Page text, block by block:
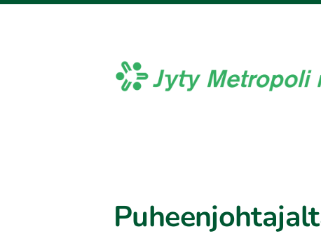
Jyty Metropoli ry